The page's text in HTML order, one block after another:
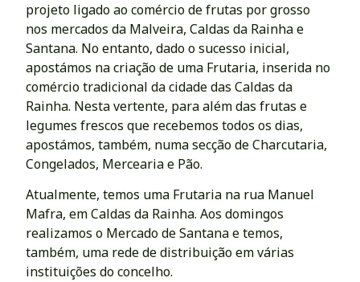
projeto ligado ao comércio de frutas por grosso
nos mercados da Malveira, Caldas da Rainha e
Santana. No entanto, dado o sucesso inicial,
apostámos na criação de uma Frutaria, inserida no
comércio tradicional da cidade das Caldas da
Rainha. Nesta vertente, para além das frutas e
legumes frescos que recebemos todos os dias,
apostámos, também, numa secção de Charcutaria,
Congelados, Mercearia e Pão.
Atualmente, temos uma Frutaria na rua Manuel
Mafra, em Caldas da Rainha. Aos domingos
realizamos o Mercado de Santana e temos,
também, uma rede de distribuição em várias
instituições do concelho.